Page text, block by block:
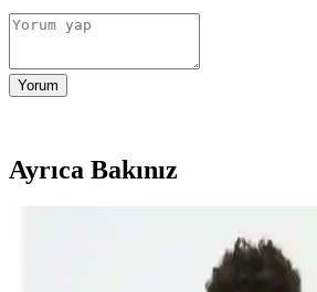
Yorum
Ayrıca Bakınız
Altınyılz<dı>z ve Lufian Erkek
Karşılaştırması Günlük ve Şık